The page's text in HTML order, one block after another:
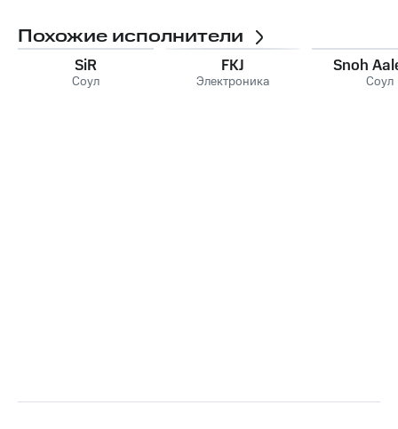
Похожие исполнители
SiR
Соул
FKJ
Электроника
Snoh
Соул